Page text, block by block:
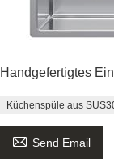
Handgefertigtes
Küchenspüle aus
 Send Email